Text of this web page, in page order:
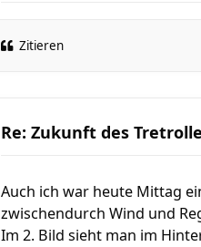
Zitieren
Re: Zukunft des
Auch ich war heute Mittag
zwischendurch Wind und
Im 2. Bild sieht man im